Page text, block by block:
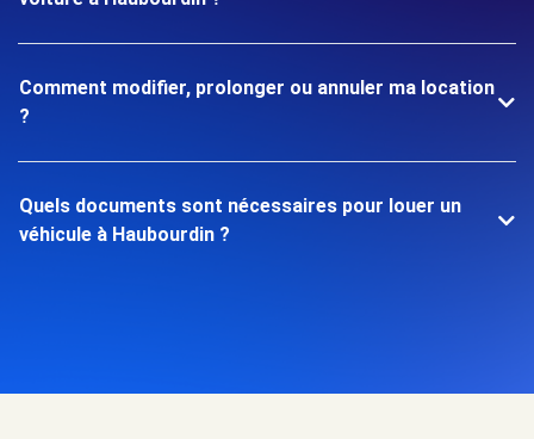
Comment modifier, prolonger ou annuler ma location
?
Quels documents sont nécessaires pour louer un
véhicule à Haubourdin ?